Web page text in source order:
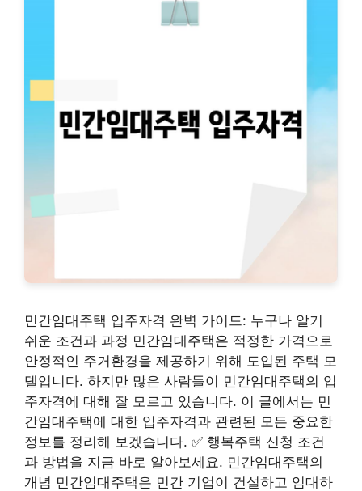
민간임대주택 입주자격 완벽 가이드: 누구나 알기
쉬운 조건과 과정 민간임대주택은 적정한 가격으로
안정적인 주거환경을 제공하기 위해 도입된 주택 모
델입니다. 하지만 많은 사람들이 민간임대주택의 입
주자격에 대해 잘 모르고 있습니다. 이 글에서는 민
간임대주택에 대한 입주자격과 관련된 모든 중요한
정보를 정리해 보겠습니다. ✅ 행복주택 신청 조건
과 방법을 지금 바로 알아보세요. 민간임대주택의
개념 민간임대주택은 민간 기업이 건설하고 임대하